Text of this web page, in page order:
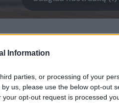
Information
parties, or processing of your
us, please use the below opt-out
opt-out request is processed
šiltnamio dujų
kad siekiame
nariams